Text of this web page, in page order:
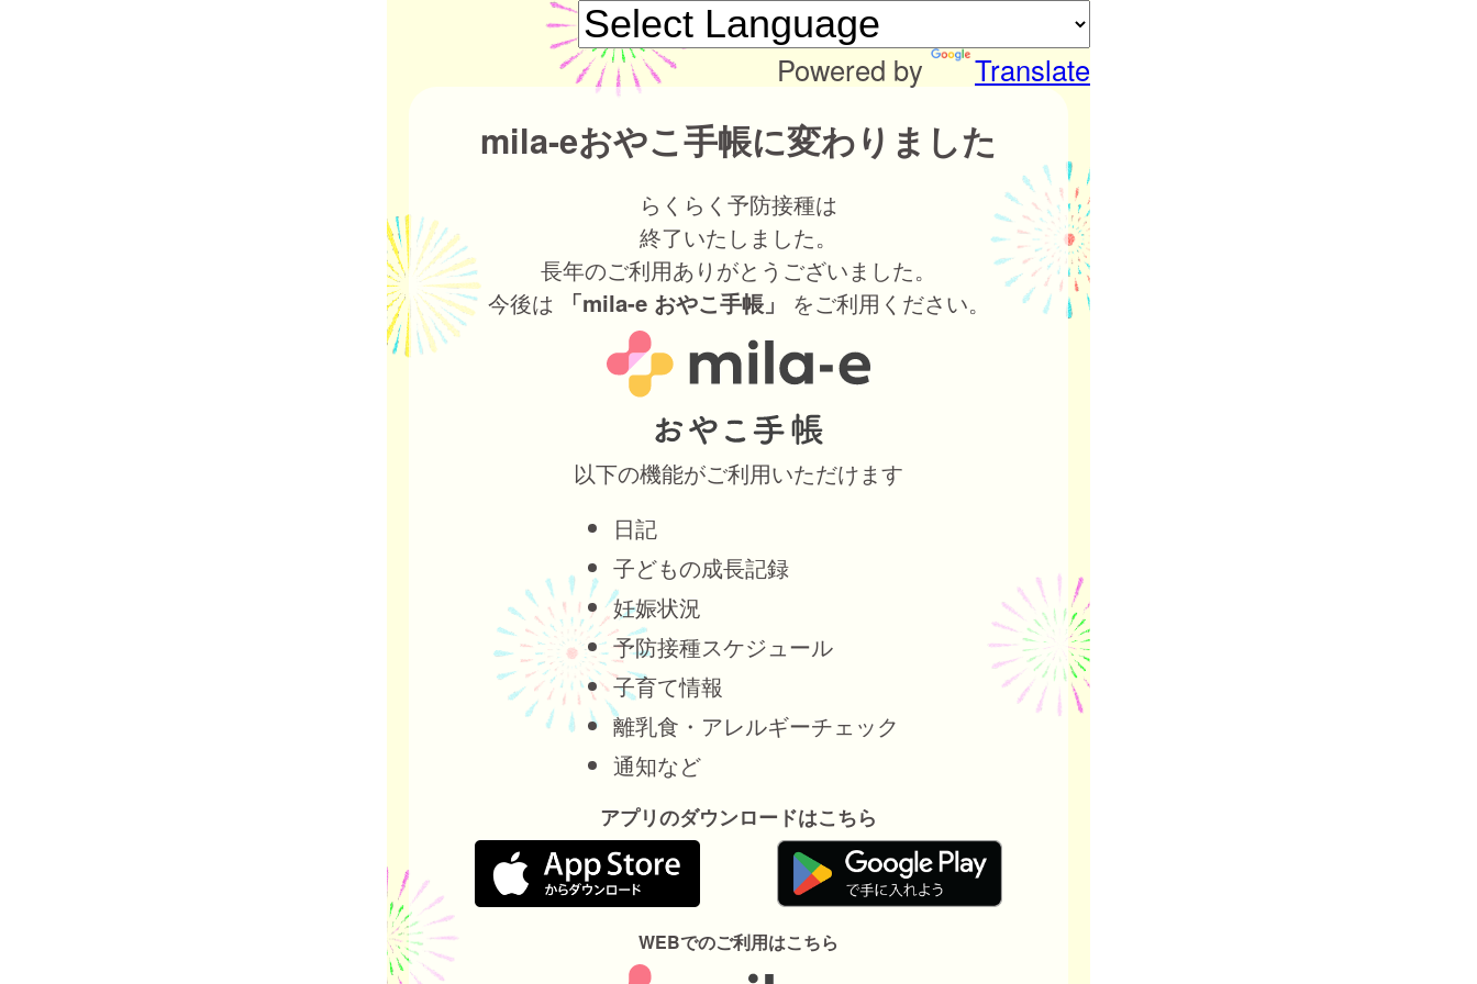
Powered by Translate
mila-eおやこ手帳に変わりました
らくらく予防接種は
終了いたしました。
長年のご利用ありがとうございました。
今後は
「mila-e おやこ手帳」 をご利用ください。
以下の機能がご利用いただけます
日記
子どもの成長記録
妊娠状況
予防接種スケジュール
子育て情報
離乳食・アレルギーチェック
通知など
アプリのダウンロードはこちら
WEBでのご利用はこちら